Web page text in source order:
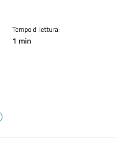
Tempo di lettura:
1 min